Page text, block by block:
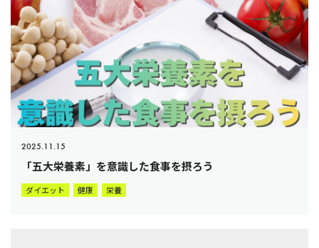
2025.11.15
「五大栄養素」を意識した食事を摂ろう
ダイエット 健康 栄養